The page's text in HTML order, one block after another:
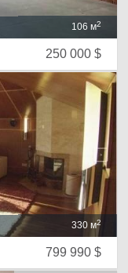
106 м2
250 000 $
330 м2
799 990 $